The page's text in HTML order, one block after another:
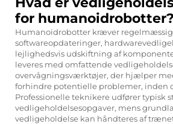
for humanoidrobotter?
Humanoidrobotter kræver
softwareopdateringer,
lejlighedsvis udskiftning af
leveres med omfattende
overvågningsværktøjer, der hjælper
forhindre potentielle problemer, inden
Professionelle teknikere udfører typisk
vedligeholdelsesopgaver, mens
vedligeholdelse kan håndteres af